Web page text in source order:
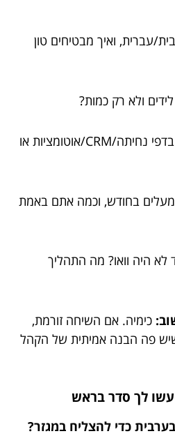
עברית, ואיך מבטיחים טון
ולא רק כמות?
– האם אתם מטפלים גם בדפי נחיתה/CRM/אוטומציות או
מעלים בחודש, וכמה אתם באמת
היה וואו? מה התהליך
כימיה. אם השיחה זורמת,
פה הבנה אמיתית של הקהל
כדי להצליח במגזר?